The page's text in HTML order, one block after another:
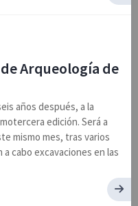
Arqueología de
años después, a la
edición. Será a
mismo mes, tras varios
cabo excavaciones en las